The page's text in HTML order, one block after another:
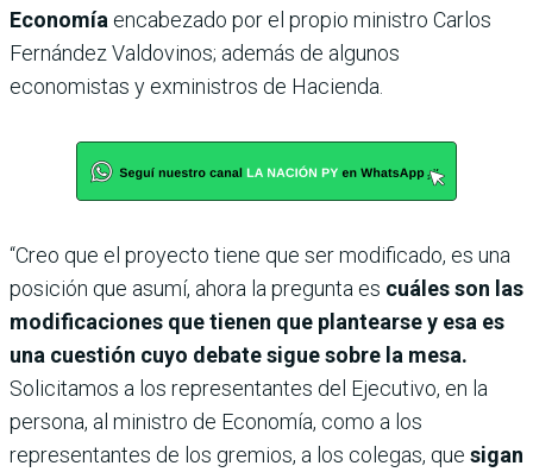
Economía encabezado por el propio ministro Carlos
Fernández Valdovinos; además de algunos
economistas y exministros de Hacienda.
“Creo que el proyecto tiene que ser modificado, es una
posición que asumí, ahora la pregunta es cuáles son las
modificaciones que tienen que plantearse y esa es
una cuestión cuyo debate sigue sobre la mesa.
Solicitamos a los representantes del Ejecutivo, en la
persona, al ministro de Economía, como a los
representantes de los gremios, a los colegas, que sigan